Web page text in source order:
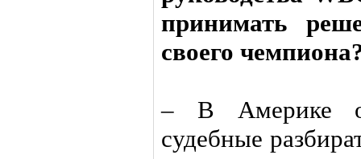
принимать
своего
– В Америке
судебные